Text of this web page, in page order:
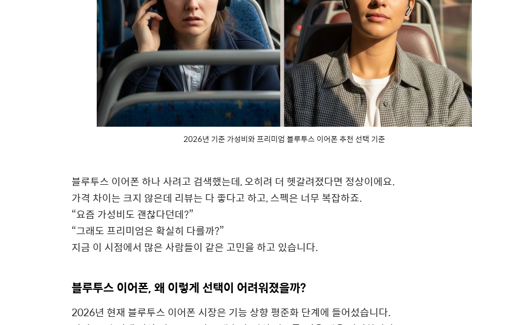
2026년 기준 가성비와 프리미엄 블루투스 이어폰 추천 선택 기준
블루투스 이어폰 하나 사려고 검색했는데, 오히려 더 헷갈려졌다면 정상이에요.
가격 차이는 크지 않은데 리뷰는 다 좋다고 하고, 스펙은 너무 복잡하죠.
“요즘 가성비도 괜찮다던데?”
“그래도 프리미엄은 확실히 다를까?”
지금 이 시점에서 많은 사람들이 같은 고민을 하고 있습니다.
블루투스 이어폰, 왜 이렇게 선택이 어려워졌을까?
2026년 현재 블루투스 이어폰 시장은 기능 상향 평준화 단계에 들어섰습니다.